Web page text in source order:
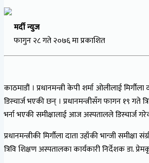
मर्दी न्युज
फागुन २८ गते २०७६ मा प्रकाशित
काठमाडौं । प्रधानमन्त्री केपी शर्मा ओलीलाई मिर्गौला
डिस्चार्ज भएकी छन् । प्रधानमन्त्रीसँग फागन १९ गते
भर्ना भएकी समीक्षालाई आज अस्पतालले डिस्चार्ज
प्रधानमन्त्रीकी मिर्गौला दाता उहाँकी भान्जी समीक्षा
त्रिवि शिक्षण अस्पतालका कार्यकारी निर्देशक डा.